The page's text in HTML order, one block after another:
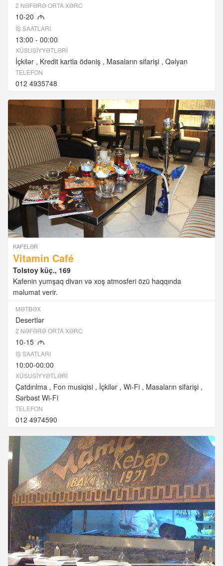
2 NƏFƏRƏ ORTA XƏRC
10-20 M
İŞ SAATLARI
13:00 - 00:00
XÜSUSIYYƏTLƏRI
İçkilər Kredit kartla ödəniş Masaların sifarişi Qəlyan
TELEFON
012 4935748
KAFELƏR
Vitamin Café
Tolstoy küç., 169
Kafenin yumşaq divan və xoş atmosferi özü haqqında
məlumat verir.
MƏTBƏX
Desertlər
2 NƏFƏRƏ ORTA XƏRC
10-15 M
İŞ SAATLARI
10:00-00:00
XÜSUSIYYƏTLƏRI
Çatdırılma Fon musiqisi İçkilər Wi-Fi
Masaların sifarişi
Sərbəst Wi-Fi
TELEFON
012 4974590